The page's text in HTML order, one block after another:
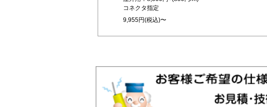
コネクタ指定
9,955円(税込)〜